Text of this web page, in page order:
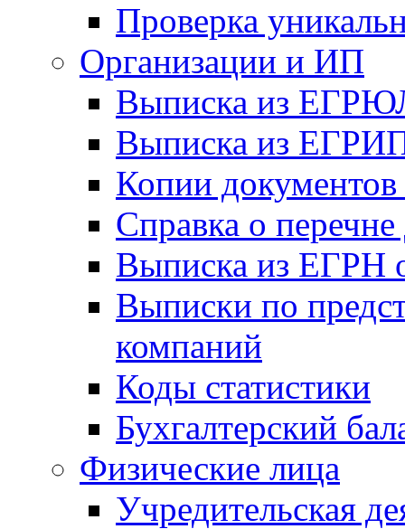
Проверка
Организации и ИП
Выписка из
Выписка из
Копии документов
Справка о
Выписка из ЕГРН
Выписки по
компаний
Коды статистики
Бухгалтерский
Физические лица
Учредительская